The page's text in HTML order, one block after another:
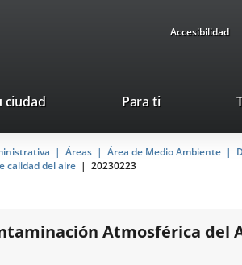
Accesibilidad
ciudad Para ti
Áreas Área de Medio Ambiente
calidad del aire 20230223
Atmosférica